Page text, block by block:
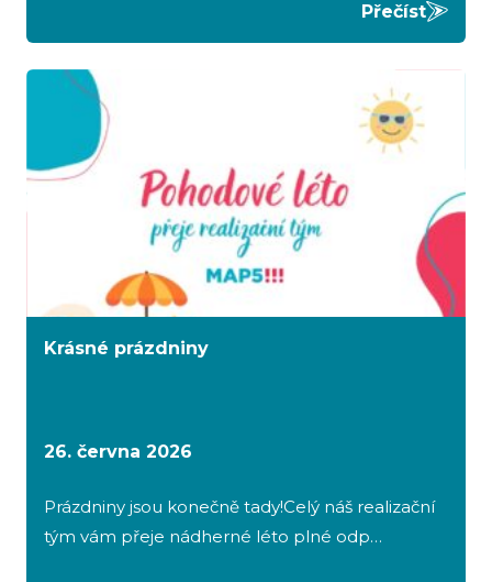
Přečíst
Krásné prázdniny
26. června 2026
Prázdniny jsou konečně tady!Celý náš realizační
tým vám přeje nádherné léto plné odp…